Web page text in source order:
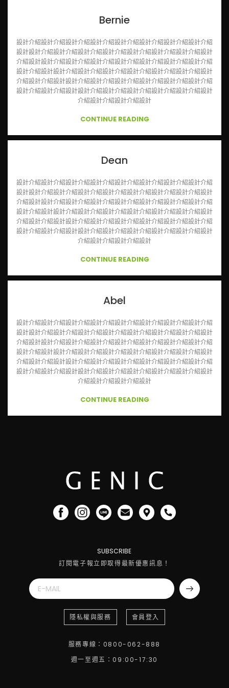
Bernie
設計介紹設計介紹設計介紹設計介紹設計介紹設計介紹設計介紹設計介紹
設計設計介紹設計介紹設計介紹設計介紹設計介紹設計介紹設計介紹設計
介紹設計設計介紹設計介紹設計介紹設計介紹設計介紹設計介紹設計介紹
設計介紹設計設計介紹設計介紹設計介紹設計介紹設計介紹設計介紹設計
介紹設計介紹設計設計介紹設計介紹設計介紹設計介紹設計介紹設計介紹
設計介紹設計介紹設計設計介紹設計介紹設計介紹設計介紹設計介紹設計
介紹設計介紹設計介紹設計
CONTINUE READING
Dean
設計介紹設計介紹設計介紹設計介紹設計介紹設計介紹設計介紹設計介紹
設計設計介紹設計介紹設計介紹設計介紹設計介紹設計介紹設計介紹設計
介紹設計設計介紹設計介紹設計介紹設計介紹設計介紹設計介紹設計介紹
設計介紹設計設計介紹設計介紹設計介紹設計介紹設計介紹設計介紹設計
介紹設計介紹設計設計介紹設計介紹設計介紹設計介紹設計介紹設計介紹
設計介紹設計介紹設計設計介紹設計介紹設計介紹設計介紹設計介紹設計
介紹設計介紹設計介紹設計
CONTINUE READING
Abel
設計介紹設計介紹設計介紹設計介紹設計介紹設計介紹設計介紹設計介紹
設計設計介紹設計介紹設計介紹設計介紹設計介紹設計介紹設計介紹設計
介紹設計設計介紹設計介紹設計介紹設計介紹設計介紹設計介紹設計介紹
設計介紹設計設計介紹設計介紹設計介紹設計介紹設計介紹設計介紹設計
介紹設計介紹設計設計介紹設計介紹設計介紹設計介紹設計介紹設計介紹
設計介紹設計介紹設計設計介紹設計介紹設計介紹設計介紹設計介紹設計
介紹設計介紹設計介紹設計
CONTINUE READING
服務專線：0800-062-888
週一至週五：09:00-17:30
SUBSCRIBE
訂閱電子報立即取得最新優惠訊息！
隱私權與服務 會員登入